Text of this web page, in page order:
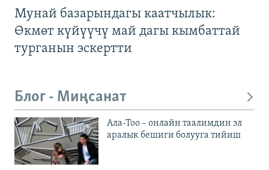
Мунай базарындагы каатчылык:
Өкмөт күйүүчү май дагы кымбаттай
турганын эскертти
Блог - Миңсанат
Ала-Тоо – онлайн таалимдин эл
аралык бешиги болууга тийиш